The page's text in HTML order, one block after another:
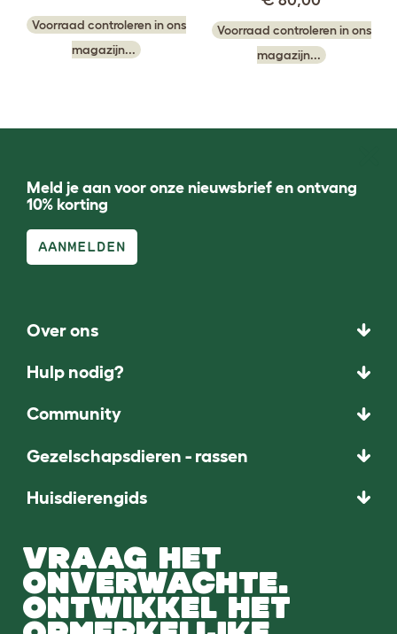
Voorraad controleren in ons
magazijn...
Voorraad controleren in ons
magazijn...
Meld je aan voor onze nieuwsbrief en ontvang
10% korting
AANMELDEN
Over ons
Hulp nodig?
Community
Gezelschapsdieren - rassen
Huisdierengids
VRAAG HET
ONVERWACHTE.
ONTWIKKEL HET